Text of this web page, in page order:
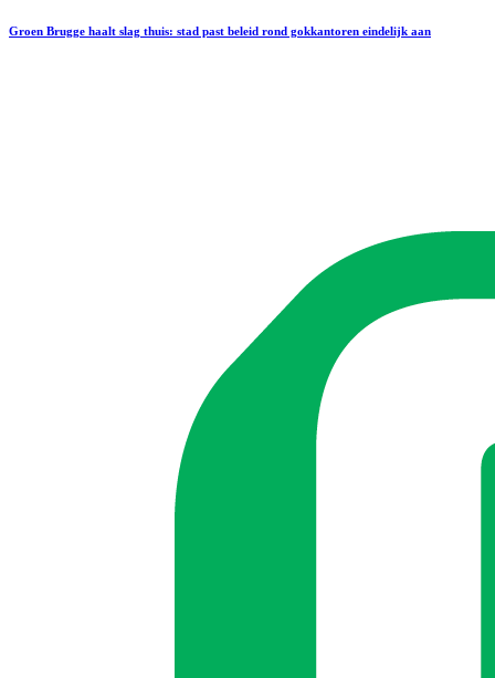
Groen Brugge haalt slag thuis: stad past beleid rond gokkantoren eindelijk aan